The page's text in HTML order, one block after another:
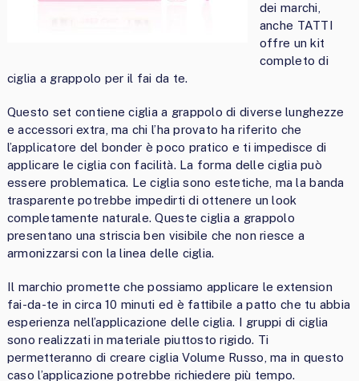
dei marchi,
anche TATTI
offre un kit
completo di
ciglia a grappolo per il fai da te.
Questo set contiene ciglia a grappolo di diverse lunghezze
e accessori extra, ma chi l’ha provato ha riferito che
l’applicatore del bonder è poco pratico e ti impedisce di
applicare le ciglia con facilità. La forma delle ciglia può
essere problematica. Le ciglia sono estetiche, ma la banda
trasparente potrebbe impedirti di ottenere un look
completamente naturale. Queste ciglia a grappolo
presentano una striscia ben visibile che non riesce a
armonizzarsi con la linea delle ciglia.
Il marchio promette che possiamo applicare le extension
fai-da-te in circa 10 minuti ed è fattibile a patto che tu abbia
esperienza nell’applicazione delle ciglia. I gruppi di ciglia
sono realizzati in materiale piuttosto rigido. Ti
permetteranno di creare ciglia Volume Russo, ma in questo
caso l’applicazione potrebbe richiedere più tempo.